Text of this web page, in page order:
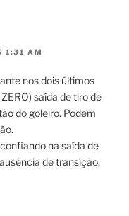
1:31 AM
nos dois últimos
saída de tiro de
do goleiro. Podem
na saída de
de transição,